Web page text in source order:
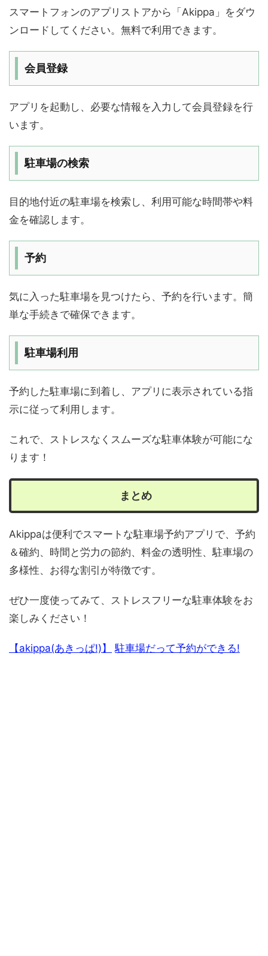
スマートフォンのアプリストアから「Akippa」をダウ
ンロードしてください。無料で利用できます。
会員登録
アプリを起動し、必要な情報を入力して会員登録を行
います。
駐車場の検索
目的地付近の駐車場を検索し、利用可能な時間帯や料
金を確認します。
予約
気に入った駐車場を見つけたら、予約を行います。簡
単な手続きで確保できます。
駐車場利用
予約した駐車場に到着し、アプリに表示されている指
示に従って利用します。
これで、ストレスなくスムーズな駐車体験が可能にな
ります！
まとめ
Akippaは便利でスマートな駐車場予約アプリで、予約
＆確約、時間と労力の節約、料金の透明性、駐車場の
多様性、お得な割引が特徴です。
ぜひ一度使ってみて、ストレスフリーな駐車体験をお
楽しみください！
【akippa(あきっぱ!)】 駐車場だって予約ができる!